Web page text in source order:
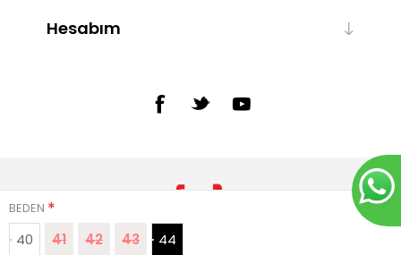
BEDEN *
40 41 42 43 44
Hesabım